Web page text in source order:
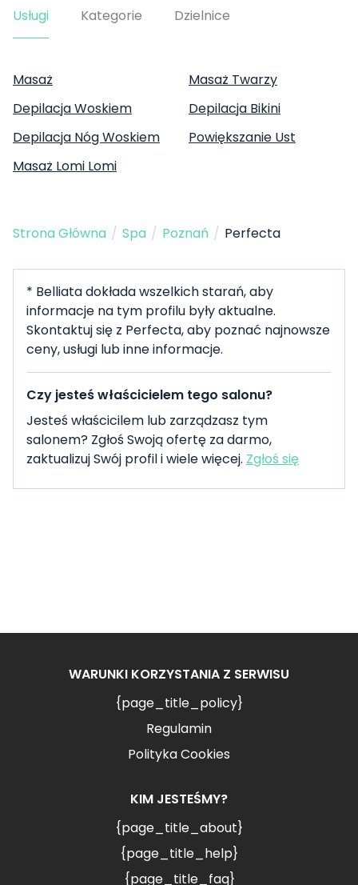
Usługi Kategorie Dzielnice
Masaż
Masaż Twarzy
Depilacja Woskiem
Depilacja Bikini
Depilacja Nóg Woskiem
Powiększanie Ust
Masaż Lomi Lomi
Strona Główna / Spa / Poznań / Perfecta
* Belliata dokłada wszelkich starań, aby
informacje na tym profilu były aktualne.
Skontaktuj się z Perfecta, aby poznać najnowsze
ceny, usługi lub inne informacje.
Czy jesteś właścicielem tego salonu?
Jesteś właścicilem lub zarządzasz tym
salonem? Zgłoś Swoją ofertę za darmo,
zaktualizuj Swój profil i wiele więcej. Zgłoś się
WARUNKI KORZYSTANIA Z SERWISU
{page_title_policy}
Regulamin
Polityka Cookies
KIM JESTEŚMY?
{page_title_about}
{page_title_help}
{page_title_faq}